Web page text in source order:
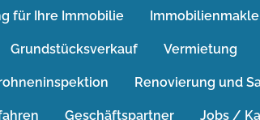
für Ihre Immobilie
Grundstücksverkauf Vermietung
Renovierung und
Geschäftspartner Jobs /